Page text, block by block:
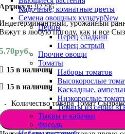
Кадочные, комнатные цветы
Семена овощных культурNew
Перцы
Перец сладкий
Перец острый
Прочие овощи
Томаты
Наборы томатов
Высокорослые
Каскадные,
Низкорослые
Томаты из серии
Тыквы и кабачки
Фасоль
92296
урожайный
в любую погоду, как и все
руб.
15 в наличии
15 в наличии
Количество товара Томат